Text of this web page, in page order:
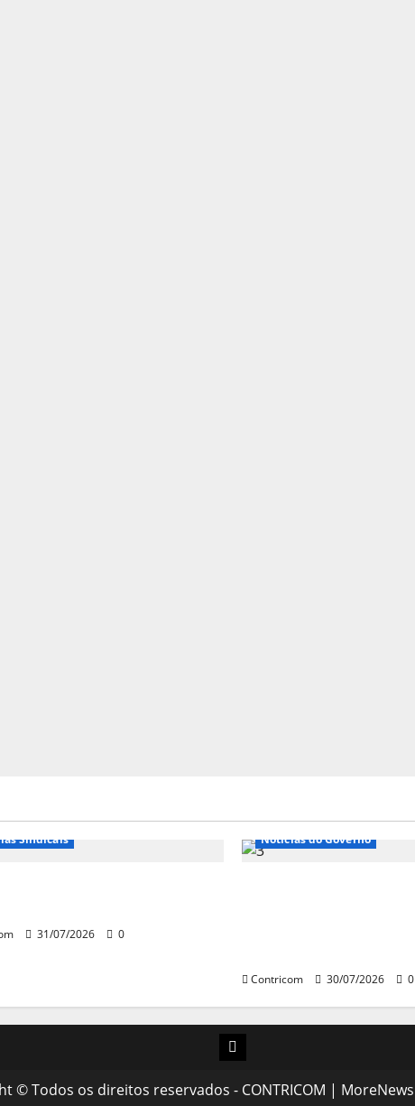
Sindicais
31/07/2026 0
Notícias do Governo
Contricom 30/07/2026 0
Instagram
© Todos os direitos reservados - CONTRICOM | MoreNews